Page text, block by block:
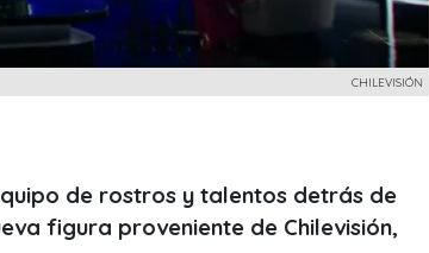
CHILEVISIÓN
de rostros y talentos detrás de
figura proveniente de Chilevisión,